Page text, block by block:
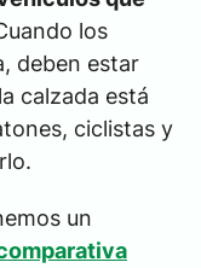
los
deben estar
calzada está
ciclistas y
un